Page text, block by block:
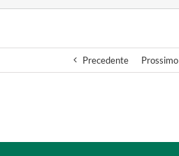
Precedente Prossimo